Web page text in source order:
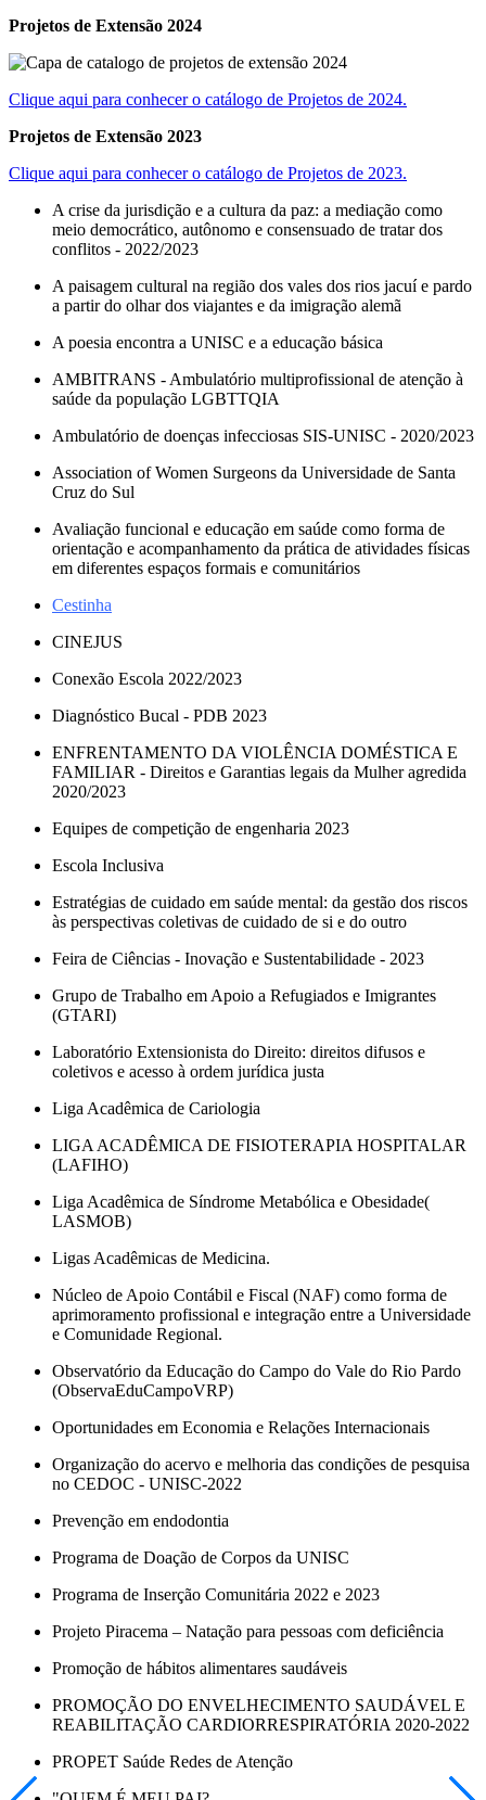
Projetos de Extensão 2024
Clique aqui para conhecer o catálogo de Projetos de 2024.
Projetos de Extensão 2023
Clique aqui para conhecer o catálogo de Projetos de 2023.
A crise da jurisdição e a cultura da paz: a mediação como
meio democrático, autônomo e consensuado de tratar dos
conflitos - 2022/2023
A paisagem cultural na região dos vales dos rios jacuí e pardo
a partir do olhar dos viajantes e da imigração alemã
A poesia encontra a UNISC e a educação básica
AMBITRANS - Ambulatório multiprofissional de atenção à
saúde da população LGBTTQIA
Ambulatório de doenças infecciosas SIS-UNISC - 2020/2023
Association of Women Surgeons da Universidade de Santa
Cruz do Sul
Avaliação funcional e educação em saúde como forma de
orientação e acompanhamento da prática de atividades físicas
em diferentes espaços formais e comunitários
Cestinha
CINEJUS
Conexão Escola 2022/2023
Diagnóstico Bucal - PDB 2023
ENFRENTAMENTO DA VIOLÊNCIA DOMÉSTICA E
FAMILIAR - Direitos e Garantias legais da Mulher agredida
2020/2023
Equipes de competição de engenharia 2023
Escola Inclusiva
Estratégias de cuidado em saúde mental: da gestão dos riscos
às perspectivas coletivas de cuidado de si e do outro
Feira de Ciências - Inovação e Sustentabilidade - 2023
Grupo de Trabalho em Apoio a Refugiados e Imigrantes
(GTARI)
Laboratório Extensionista do Direito: direitos difusos e
coletivos e acesso à ordem jurídica justa
Liga Acadêmica de Cariologia
LIGA ACADÊMICA DE FISIOTERAPIA HOSPITALAR
(LAFIHO)
Liga Acadêmica de Síndrome Metabólica e Obesidade(
LASMOB)
Ligas Acadêmicas de Medicina.
Núcleo de Apoio Contábil e Fiscal (NAF) como forma de
aprimoramento profissional e integração entre a Universidade
e Comunidade Regional.
Observatório da Educação do Campo do Vale do Rio Pardo
(ObservaEduCampoVRP)
Oportunidades em Economia e Relações Internacionais
Organização do acervo e melhoria das condições de pesquisa
no CEDOC - UNISC-2022
Prevenção em endodontia
Programa de Doação de Corpos da UNISC
Programa de Inserção Comunitária 2022 e 2023
Projeto Piracema – Natação para pessoas com deficiência
Promoção de hábitos alimentares saudáveis
PROMOÇÃO DO ENVELHECIMENTO SAUDÁVEL E
REABILITAÇÃO CARDIORRESPIRATÓRIA 2020-2022
PROPET Saúde Redes de Atenção